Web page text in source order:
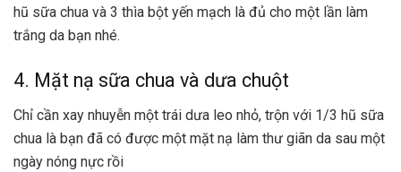
hũ sữa chua và 3 thìa bột yến mạch là đủ cho một lần làm
trắng da bạn nhé.
4. Mặt nạ sữa chua và dưa chuột
Chỉ cần xay nhuyễn một trái dưa leo nhỏ, trộn với 1/3 hũ sữa
chua là bạn đã có được một mặt nạ làm thư giãn da sau một
ngày nóng nực rồi